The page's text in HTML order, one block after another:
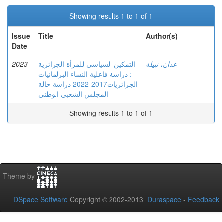
Showing results 1 to 1 of 1
Issue
Date
Title Author(s)
2023
التمكين السياسي للمرأة الجزائرية
: دراسة فاعلية النساء البرلمانيات
الجزائريات2017-2022 دراسة حالة
المجلس الشعبي الوطني
عدان، نبيلة
Showing results 1 to 1 of 1
Theme by
DSpace Software Copyright © 2002-2013 Duraspace - Feedback